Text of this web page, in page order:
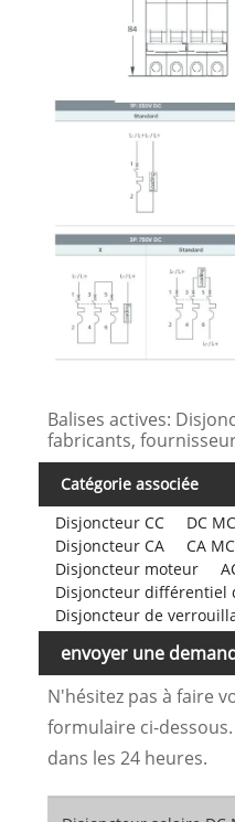
Balises actives:
fabricants,
Catégorie associée
Disjoncteur CC
DC
Disjoncteur CA
CA
Disjoncteur moteur
Disjoncteur différentiel
Disjoncteur de
envoyer une
N'hésitez pas à faire
formulaire ci-
dans les 24 heures.